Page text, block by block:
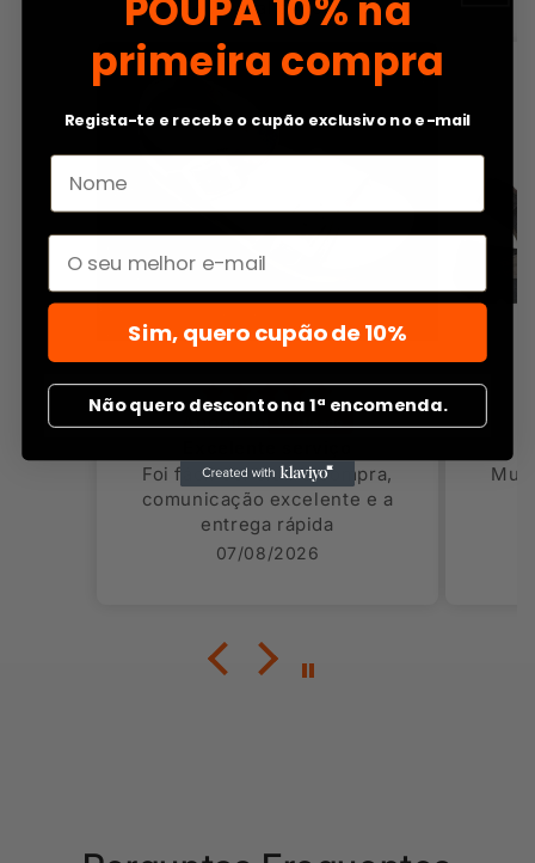
de 72 avaliações
Anônimo
Muito bom e chegou rápido
04/08/2026
POUPA 10% na
primeira compra
Regista-te e recebe o cupão exclusivo no e-mail
Email
Sim, quero cupão de 10%
Não quero desconto na 1ª encomenda.